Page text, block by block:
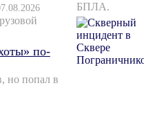
по-
но попал в
БПЛА.